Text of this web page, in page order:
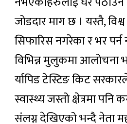
जोडदार माग छ । यस्तै,
सिफारिस नगरेका र भर
विभिन्न मुलुकमा आलोचना
र्यापिड टेस्टिङ किट
स्वास्थ्य जस्तो क्षेत्रमा पनि
संलग्न देखिएको भन्दै नेता